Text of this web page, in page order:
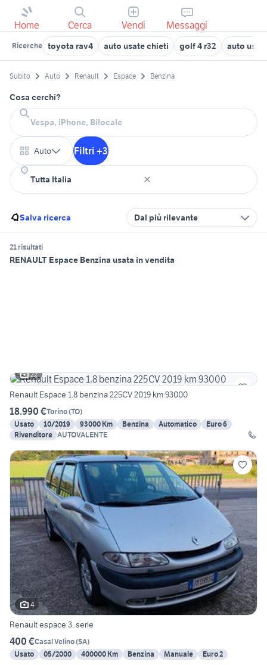
Home Cerca Vendi Messaggi
Ricerche toyota rav4 auto usate chieti golf 4 r32 auto
Subito Auto Renault Espace Benzina
Cosa cerchi?
Auto Filtri +3
Salva ricerca Dal più rilevante
21 risultati
RENAULT Espace Benzina usata in vendita
22
Renault Espace 1.8 benzina 225CV 2019 km 93000
18.990 €Torino(TO)
Usato
10/2019 93000 Km Benzina Automatico
Euro 6
Rivenditore AUTOVALENTE
4
Renault espace 3. serie
400 €Casal Velino(SA)
Usato
05/2000 400000 Km Benzina Manuale Euro 2